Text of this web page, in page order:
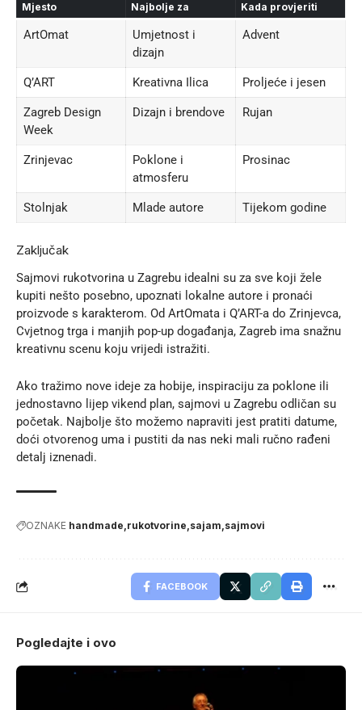
Mjesto Najbolje za Kada provjeriti
ArtOmat
Umjetnost i
dizajn
Advent
Q’ART Kreativna Ilica Proljeće i jesen
Zagreb Design
Week
Dizajn i brendove Rujan
Zrinjevac
Poklone i
atmosferu
Prosinac
Stolnjak Mlade autore Tijekom godine
Zaključak
Sajmovi rukotvorina u Zagrebu idealni su za sve koji žele
kupiti nešto posebno, upoznati lokalne autore i pronaći
proizvode s karakterom. Od ArtOmata i Q’ART-a do Zrinjevca,
Cvjetnog trga i manjih pop-up događanja, Zagreb ima snažnu
kreativnu scenu koju vrijedi istražiti.
Ako tražimo nove ideje za hobije, inspiraciju za poklone ili
jednostavno lijep vikend plan, sajmovi u Zagrebu odličan su
početak. Najbolje što možemo napraviti jest pratiti datume,
doći otvorenog uma i pustiti da nas neki mali ručno rađeni
detalj iznenadi.
OZNAKE handmade rukotvorine sajam sajmovi
FACEBOOK
Pogledajte i ovo